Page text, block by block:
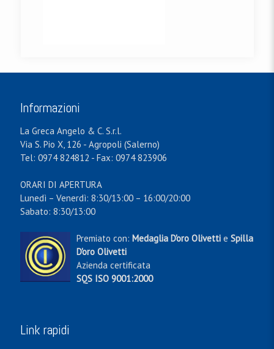
Informazioni
La Greca Angelo & C. S.r.l.
Via S. Pio X, 126 - Agropoli (Salerno)
Tel: 0974 824812 - Fax: 0974 823906
ORARI DI APERTURA
Lunedì – Venerdì: 8:30/13:00 – 16:00/20:00
Sabato: 8:30/13:00
Premiato con: Medaglia D'oro Olivetti e Spilla
D'oro Olivetti
Azienda certificata
SQS ISO 9001:2000
Link rapidi